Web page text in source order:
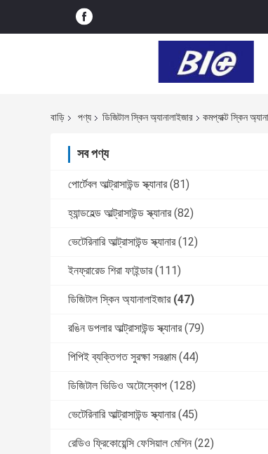
বাড়ি পণ্য ডিজিটাল স্কিন অ্যানালাইজার কমপ্যাক্ট স্কিন
সব পণ্য
পোর্টেবল আল্ট্রাসাউন্ড স্ক্যানার (81)
হ্যান্ডহেল্ড আল্ট্রাসাউন্ড স্ক্যানার (82)
ভেটেরিনারি আল্ট্রাসাউন্ড স্ক্যানার (12)
ইনফ্রারেড শিরা ফাইন্ডার (111)
ডিজিটাল স্কিন অ্যানালাইজার (47)
রঙিন ডপলার আল্ট্রাসাউন্ড স্ক্যানার (79)
পিপিই ব্যক্তিগত সুরক্ষা সরঞ্জাম (44)
ডিজিটাল ভিডিও অটোস্কোপ (128)
ভেটেরিনারি আল্ট্রাসাউন্ড স্ক্যানার (45)
রেডিও ফ্রিকোয়েন্সি ফেসিয়াল মেশিন (22)